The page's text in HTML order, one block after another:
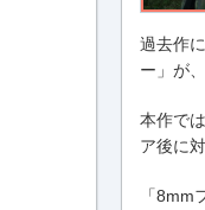
過去作
ー」が
本作では
ア後に
「